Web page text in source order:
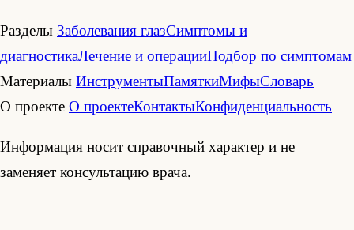
Разделы Заболевания глазСимптомы и
диагностикаЛечение и операцииПодбор по симптомам
Материалы ИнструментыПамяткиМифыСловарь
О проекте О проектеКонтактыКонфиденциальность
Информация носит справочный характер и не
заменяет консультацию врача.